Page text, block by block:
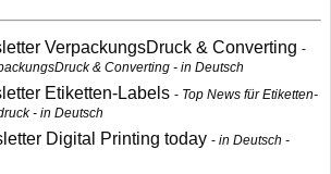
VerpackungsDruck & Converting
& Converting - in Deutsch
Etiketten-Labels
Top News für Etiketten-
- in Deutsch
Digital Printing today
in Deutsch -